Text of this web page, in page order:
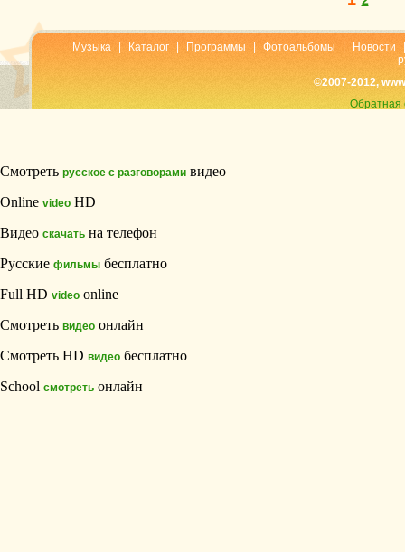
Музыка Каталог Программы Фотоальбомы Новости
©2007-2012,
Обратная
Смотреть русское с разговорами видео
Online video HD
Видео скачать на телефон
Русские фильмы бесплатно
Full HD video online
Смотреть видео онлайн
Смотреть HD видео бесплатно
School смотреть онлайн